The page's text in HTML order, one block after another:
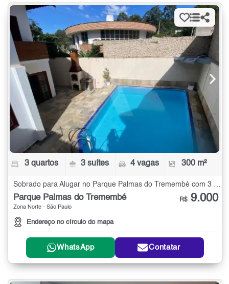
3 quartos 3 suítes 4 vagas 300 m²
Parque Palmas do Tremembé
Zona Norte - São Paulo
Endereço no círculo do mapa
R$ 9.000
WhatsApp Contatar